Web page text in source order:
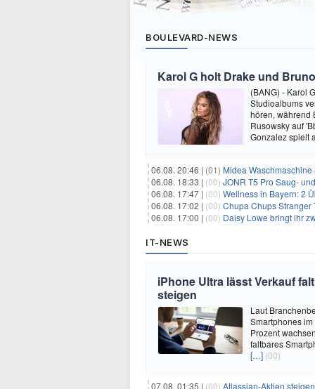
BOULEVARD-NEWS
Karol G holt Drake und
(BANG) - Karol
Studioalbums
hören, während
Rusowsky auf
Gonzalez spielt
06.08. 20:46 | (01) Midea
06.08. 18:33 | (00) JONR T5 Pro Saug-
06.08. 17:47 | (00) Wellness in Bayern: 2
06.08. 17:02 | (00) Chupa Chups Stranger
06.08. 17:00 | (00) Daisy Lowe bringt ihr
IT-NEWS
iPhone Ultra lässt Verkauf
steigen
Laut
Smartphones
Prozent
faltbares
[…] (00)
07.08. 01:35 | (00) Atlassian-Aktien